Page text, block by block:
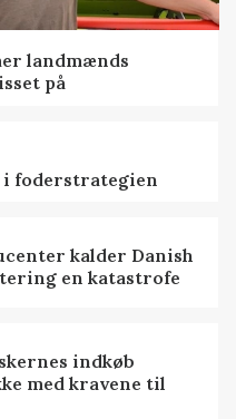
landmænds
på
i foderstrategien
kalder Danish
en katastrofe
indkøb
med kravene til